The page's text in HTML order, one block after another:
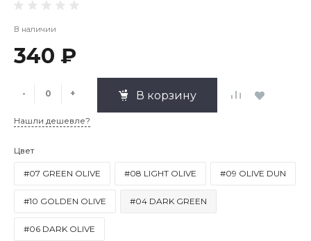
В наличии
340 ₽
- + В корзину
Нашли дешевле?
Цвет
#07 GREEN OLIVE #08 LIGHT OLIVE #09 OLIVE DUN
#10 GOLDEN OLIVE #04 DARK GREEN
#06 DARK OLIVE